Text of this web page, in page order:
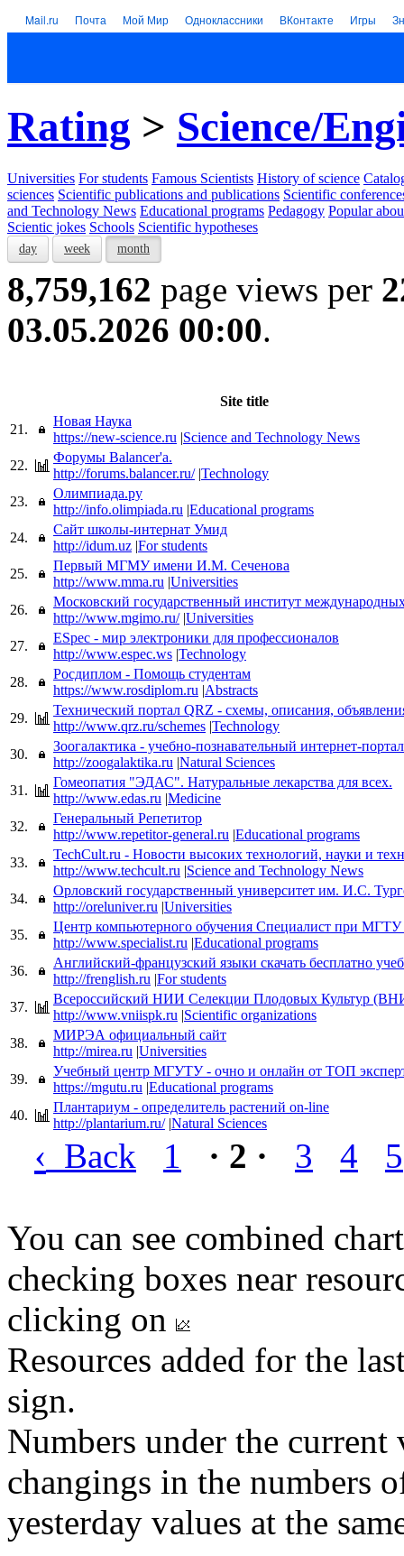
Mail.ru Почта Мой Мир Одноклассники ВКонтакте Игры
Rating > Science/
Universities For students Famous Scientists History of science
sciences Scientific publications and publications Scientific
and Technology News Educational programs Pedagogy Popular
Scientic jokes Schools Scientific hypotheses
day week month
8,759,162 page views per
03.05.2026 00:00.
Site title
21.
Новая Наука
https://new-science.ru |Science and Technology News
22.
Форумы Balancer'а.
http://forums.balancer.ru/ |Technology
23.
Олимпиада.ру
http://info.olimpiada.ru |Educational programs
24.
Сайт школы-интернат Умид
http://idum.uz |For students
25.
Первый МГМУ имени И.М. Сеченова
http://www.mma.ru |Universities
26.
Московский государственный институт
http://www.mgimo.ru/ |Universities
27.
ESpec - мир электроники для профессионалов
http://www.espec.ws |Technology
28.
Росдиплом - Помощь студентам
https://www.rosdiplom.ru |Abstracts
29.
Технический портал QRZ - схемы, описания,
http://www.qrz.ru/schemes |Technology
30.
Зоогалактика - учебно-познавательный интернет-портал
http://zoogalaktika.ru |Natural Sciences
31.
Гомеопатия "ЭДАС". Натуральные лекарства для всех.
http://www.edas.ru |Medicine
32.
Генеральный Репетитор
http://www.repetitor-general.ru |Educational programs
33.
TechCult.ru - Новости высоких технологий, науки и
http://www.techcult.ru |Science and Technology News
34.
Орловский государственный университет им. И.С.
http://oreluniver.ru |Universities
35.
Центр компьютерного обучения Специалист при
http://www.specialist.ru |Educational programs
36.
Английский-французский языки скачать бесплатно
http://frenglish.ru |For students
37.
Всероссийский НИИ Селекции Плодовых Культур
http://www.vniispk.ru |Scientific organizations
38.
МИРЭА официальный сайт
http://mirea.ru |Universities
39.
Учебный центр МГУТУ - очно и онлайн от ТОП
https://mgutu.ru |Educational programs
40.
Плантариум - определитель растений on-line
http://plantarium.ru/ |Natural Sciences
‹ Back 1 · 2 · 3 4 5
You can see combined
checking boxes near
clicking on
Resources added for the
sign.
Numbers under the
changings in the numbers
yesterday values at the